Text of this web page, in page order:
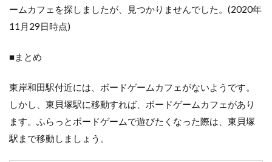
ームカフェを探しましたが、見つかりませんでした。(2020年
11月29日時点)
■まとめ
東岸和田駅付近には、ボードゲームカフェがないようです。
しかし、東貝塚駅に移動すれば、ボードゲームカフェがあり
ます。ふらっとボードゲームで遊びたくなった際は、東貝塚
駅まで移動しましょう。